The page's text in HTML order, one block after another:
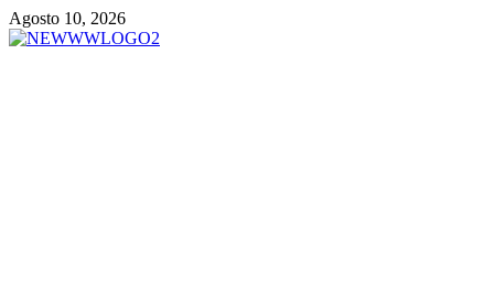
Vai
al
Agosto 10, 2026